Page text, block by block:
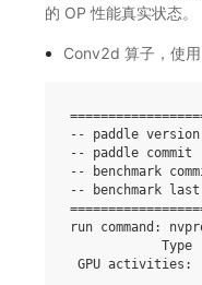
的 OP 性能真实状态。
Conv2d 算子，使
--
paddle version
--
paddle commit
--
benchmark
--
benchmark
last
run command :
Type
GPU activities :